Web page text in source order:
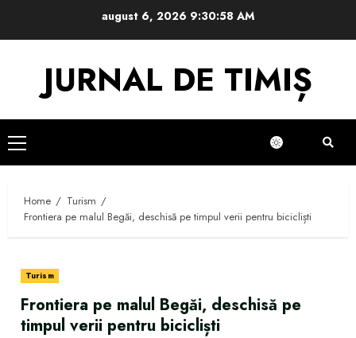
august 6, 2026 9:30:59 AM
JURNAL DE TIMIȘ
Primary
Menu
Home
Turism
Frontiera pe malul Begăi, deschisă pe timpul verii pentru bicicliști
Turism
Frontiera pe malul Begăi, deschisă pe
timpul verii pentru bicicliști